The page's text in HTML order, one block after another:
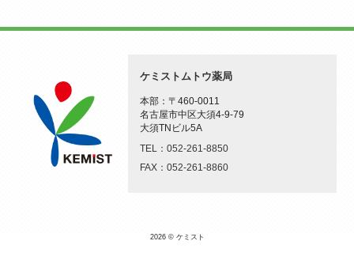
ケミストムトウ薬局
本部：〒460-0011
名古屋市中区大須4-9-79
大須TNビル5A
TEL：052-261-8850
FAX：052-261-8860
2026 © ケミスト